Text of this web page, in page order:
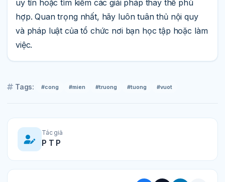
uy tín hoặc tìm kiếm các giải pháp thay thế phù
hợp. Quan trọng nhất, hãy luôn tuân thủ nội quy
và pháp luật của tổ chức nơi bạn học tập hoặc làm
việc.
Tags: #cong #mien #truong #tuong #vuot
Tác giả
P T P